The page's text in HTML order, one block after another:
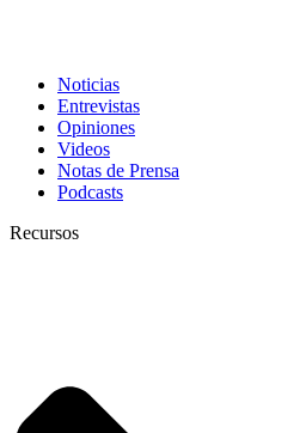
Noticias
Entrevistas
Opiniones
Videos
Notas de Prensa
Podcasts
Recursos